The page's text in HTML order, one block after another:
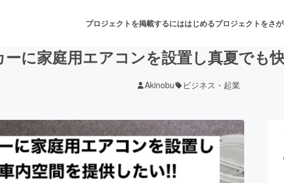
プロジェクトを掲載するにははじめるプロジェクトをさ
音楽 舞台・パフォ
ゲーム・サービス開発 フード・飲食店
に家庭用エアコンを設置し真夏でも
Akinobu ビジネス・起業